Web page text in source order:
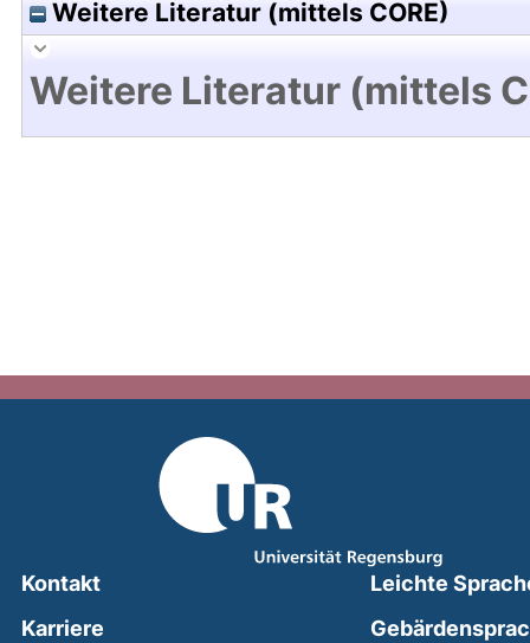
Weitere Literatur (mittels CORE)
Weitere Literatur (mittels
Kontakt
Karriere
Leichte